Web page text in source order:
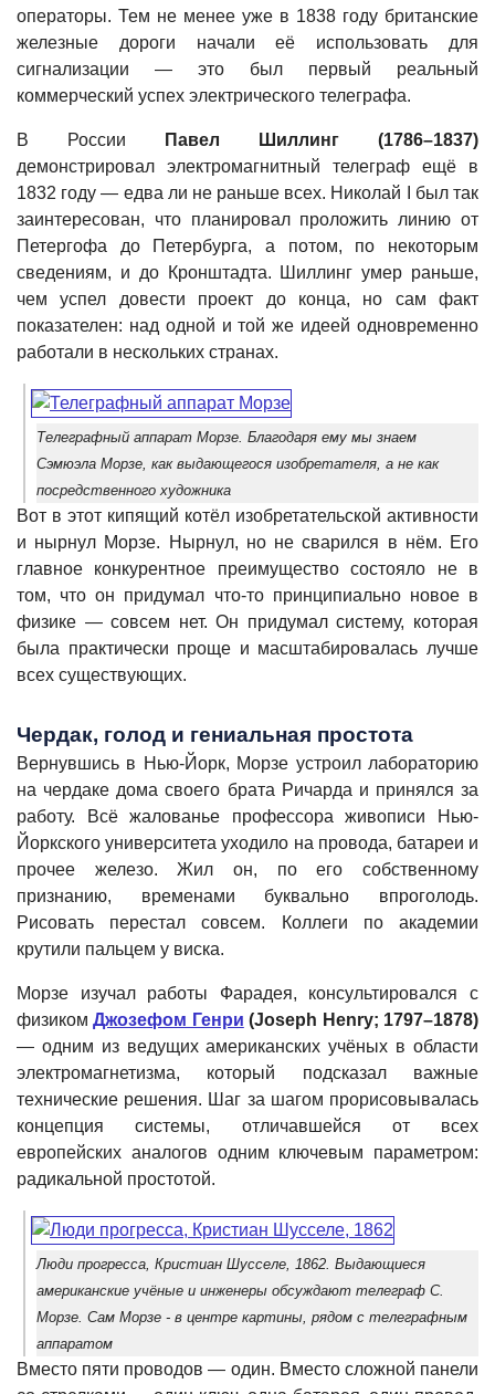
операторы. Тем не менее уже в 1838 году британские
железные дороги начали её использовать для
сигнализации — это был первый реальный
коммерческий успех электрического телеграфа.
В России
Павел Шиллинг (1786–1837)
демонстрировал электромагнитный телеграф ещё в
1832 году — едва ли не раньше всех. Николай I был так
заинтересован, что планировал проложить линию от
Петергофа до Петербурга, а потом, по некоторым
сведениям, и до Кронштадта. Шиллинг умер раньше,
чем успел довести проект до конца, но сам факт
показателен: над одной и той же идеей одновременно
работали в нескольких странах.
Телеграфный аппарат Морзе. Благодаря ему мы знаем
Сэмюэла Морзе, как выдающегося изобретателя, а не как
посредственного художника
Вот в этот кипящий котёл изобретательской активности
и нырнул Морзе. Нырнул, но не сварился в нём. Его
главное конкурентное преимущество состояло не в
том, что он придумал что-то принципиально новое в
физике — совсем нет. Он придумал систему, которая
была практически проще и масштабировалась лучше
всех существующих.
Чердак, голод и гениальная простота
Вернувшись в Нью-Йорк, Морзе устроил лабораторию
на чердаке дома своего брата Ричарда и принялся за
работу. Всё жалованье профессора живописи Нью-
Йоркского университета уходило на провода, батареи и
прочее железо. Жил он, по его собственному
признанию, временами буквально впроголодь.
Рисовать перестал совсем. Коллеги по академии
крутили пальцем у виска.
Морзе изучал работы Фарадея, консультировался с
физикомДжозефом Генри (Joseph Henry; 1797–1878)
— одним из ведущих американских учёных в области
электромагнетизма, который подсказал важные
технические решения. Шаг за шагом прорисовывалась
концепция системы, отличавшейся от всех
европейских аналогов одним ключевым параметром:
радикальной простотой.
Люди прогресса, Кристиан Шусселе, 1862. Выдающиеся
американские учёные и инженеры обсуждают телеграф С.
Морзе. Сам Морзе - в центре картины, рядом с телеграфным
аппаратом
Вместо пяти проводов — один. Вместо сложной панели